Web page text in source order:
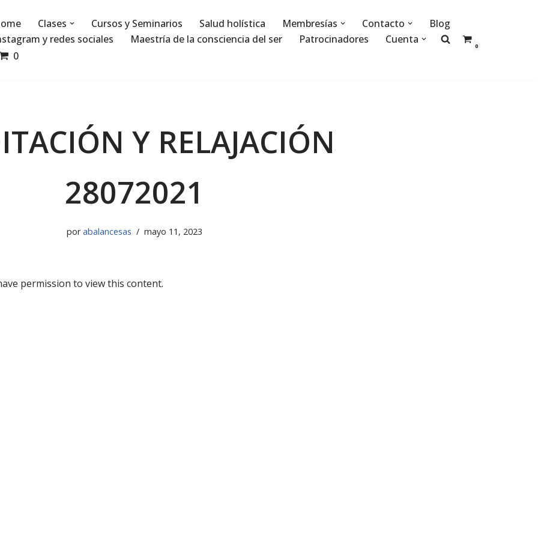
Clases Cursos y Seminarios Salud holística Membresías Contacto
Blog
y redes sociales
Maestría de la consciencia del ser Patrocinadores Cuenta
0
0
Y RELAJACIÓN
28072021
porabalancesas mayo 11, 2023
permission to view this content.